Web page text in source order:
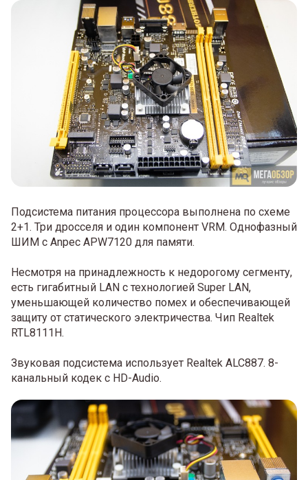
Подсистема питания процессора выполнена по схеме
2+1. Три дросселя и один компонент VRM. Однофазный
ШИМ с Anpec APW7120 для памяти.
Несмотря на принадлежность к недорогому сегменту,
есть гигабитный LAN с технологией Super LAN,
уменьшающей количество помех и обеспечивающей
защиту от статического электричества. Чип Realtek
RTL8111H.
Звуковая подсистема использует Realtek ALC887. 8-
канальный кодек с HD-Audio.